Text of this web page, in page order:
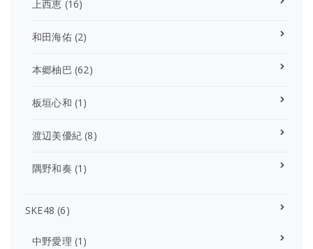
上西恵 (16)
和田海佑(2)
本郷柚巴 (62)
板垣心和 (1)
渡辺美優紀 (8)
隅野和奏 (1)
SKE48 (6)
中野愛理 (1)